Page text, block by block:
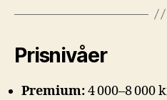
Prisnivåer
Premium:4 000–8 000